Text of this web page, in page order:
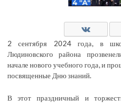
2 сентября 2024 года, в
Людиновского района
начале нового учебного года, и
посвященные Дню знаний.
В этот праздничный и